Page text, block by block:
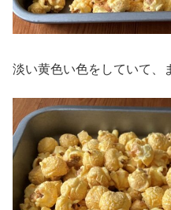
淡い黄色い色をしていて、